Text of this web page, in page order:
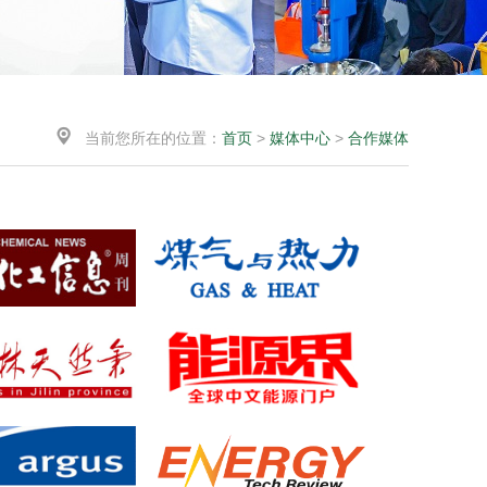
 当前您所在的位置： 首页 > 媒体中心 > 合作媒体